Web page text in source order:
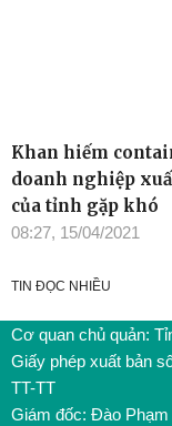
Khan hiếm
doanh nghiệp
của tỉnh gặp khó
08:27, 15/04/2021
TIN ĐỌC NHIỀU
Cơ quan chủ quản:
Giấy phép xuất bản
TT-TT
Giám đốc: Đào